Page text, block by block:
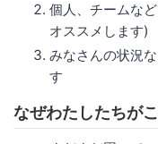
個人、チームな
オススメします)
みなさんの状況
す
なぜわたしたちが